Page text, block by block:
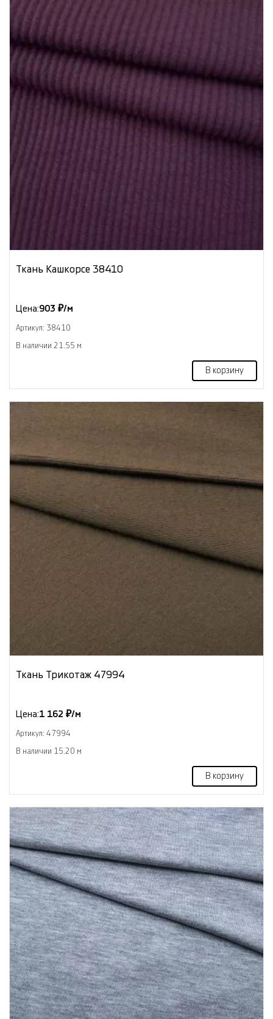
Ткань Кашкорсе 38410
Цена:903 ₽/м
Артикул: 38410
В наличии 21.55 м
В корзину
Ткань Трикотаж 47994
Цена:1 162 ₽/м
Артикул: 47994
В наличии 15.20 м
В корзину